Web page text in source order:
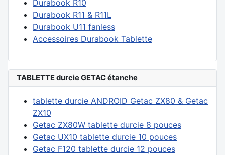
Durabook R10
Durabook R11 & R11L
Durabook U11 fanless
Accessoires Durabook Tablette
TABLETTE durcie GETAC étanche
tablette durcie ANDROID Getac ZX80 & Getac
ZX10
Getac ZX80W tablette durcie 8 pouces
Getac UX10 tablette durcie 10 pouces
Getac F120 tablette durcie 12 pouces